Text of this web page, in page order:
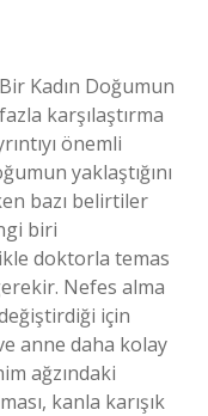
Kadın Doğumun
karşılaştırma
önemli
yaklaştığını
bazı belirtiler
biri
doktorla temas
Nefes alma
için
anne daha kolay
ağzındaki
kanla karışık